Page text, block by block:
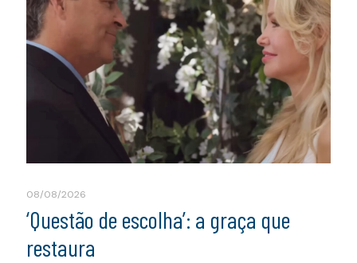
08/08/2026
‘Questão de escolha’: a graça que
restaura